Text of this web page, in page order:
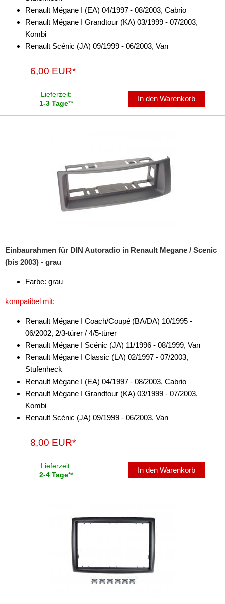
für Harley Davidson
für Honda
für Hummer
für Isuzu
für Lincoln
für MAN
für Mazda
für Mercedes-Benz
für Mercury
für Mini
für Mitsubishi
für Nissan
für Opel
für Peugeot
für Plymouth
Renault Mégane I (EA) 04/1997 - 08/2003, Cabrio
Renault Mégane I Grandtour (KA) 03/1999 - 07/2003,
Kombi
Renault Scénic (JA) 09/1999 - 06/2003, Van
6,00 EUR*
Lieferzeit:
1-3 Tage**
In den Warenkorb
Einbaurahmen für DIN Autoradio in Renault Megane / Scenic
(bis 2003) - grau
Farbe: grau
kompatibel mit:
Renault Mégane I Coach/Coupé (BA/DA) 10/1995 -
06/2002, 2/3-türer / 4/5-türer
Renault Mégane I Scénic (JA) 11/1996 - 08/1999, Van
Renault Mégane I Classic (LA) 02/1997 - 07/2003,
Stufenheck
Renault Mégane I (EA) 04/1997 - 08/2003, Cabrio
Renault Mégane I Grandtour (KA) 03/1999 - 07/2003,
Kombi
Renault Scénic (JA) 09/1999 - 06/2003, Van
8,00 EUR*
Lieferzeit:
2-4 Tage**
In den Warenkorb